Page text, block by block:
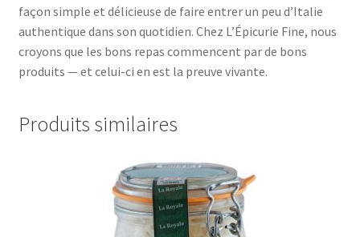
façon simple et délicieuse de faire entrer un peu d’Italie
authentique dans son quotidien. Chez L’Épicurie Fine, nous
croyons que les bons repas commencent par de bons
produits — et celui-ci en est la preuve vivante.
Produits similaires